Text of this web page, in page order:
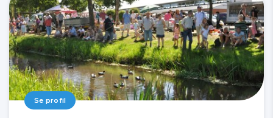
Se profil